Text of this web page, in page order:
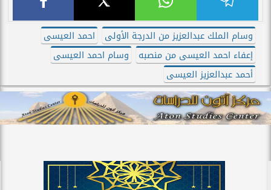
وسام الملك عبدالعزيز من الدرجة الأولى
احمد العيسى
إعفاء احمد العيسى من منصبه
وسام احمد العيسى
أحمد عبدالعزيز العيسى